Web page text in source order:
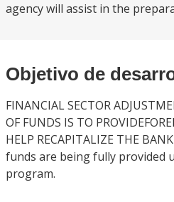
agency will assist in the
Objetivo de
FINANCIAL SECTOR
OF FUNDS IS TO
HELP RECAPITALIZE THE
funds are being fully provided
program.